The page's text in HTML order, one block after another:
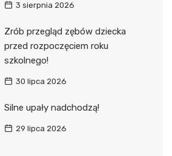
3 sierpnia 2026
Zrób przegląd zębów dziecka
przed rozpoczęciem roku
szkolnego!
30 lipca 2026
Silne upały nadchodzą!
29 lipca 2026